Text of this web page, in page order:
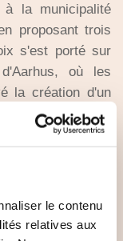
le contenu
relatives aux
la municipalité
proposant trois
s'est porté sur
où les
la création d'un
avec la
a été élaboré
basse énergie
privés ou les